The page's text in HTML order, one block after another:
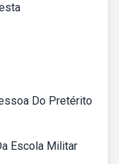
Do Pretérito
Escola Militar